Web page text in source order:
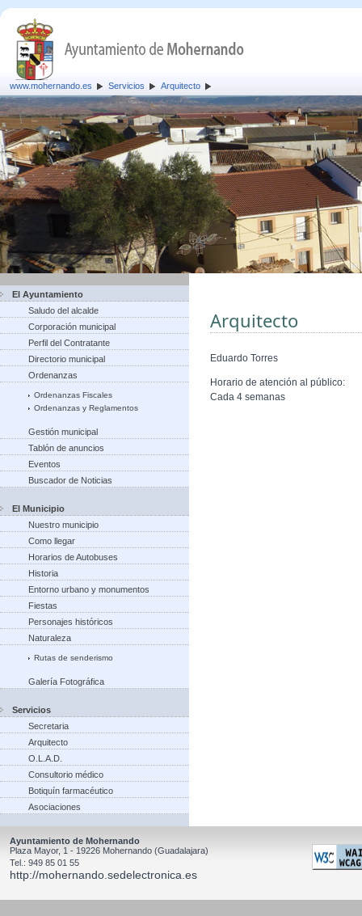
www.mohernando.es Servicios Arquitecto
El Ayuntamiento
Saludo del alcalde
Corporación municipal
Perfil del Contratante
Directorio municipal
Ordenanzas
Ordenanzas Fiscales
Ordenanzas y Reglamentos
Gestión municipal
Tablón de anuncios
Eventos
Buscador de Noticias
El Municipio
Nuestro municipio
Como llegar
Horarios de Autobuses
Historia
Entorno urbano y monumentos
Fiestas
Personajes históricos
Naturaleza
Rutas de senderismo
Galería Fotográfica
Servicios
Secretaria
Arquitecto
O.L.A.D.
Consultorio médico
Botiquín farmacéutico
Asociaciones
Arquitecto
Eduardo Torres
Horario de atención al público:
Cada 4 semanas
Ayuntamiento de Mohernando
Plaza Mayor, 1 - 19226 Mohernando (Guadalajara)
Tel.: 949 85 01 55
http://mohernando.sedelectronica.es